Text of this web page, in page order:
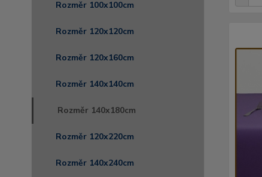
Rozměr 100x100cm
Rozměr 120x120cm
Rozměr 120x160cm
Rozměr 140x140cm
Rozměr 140x180cm
Rozměr 120x220cm
Rozměr 140x240cm